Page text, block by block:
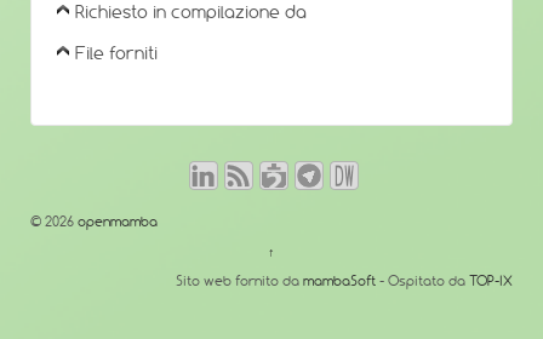
Richiesto in compilazione da
File forniti
© 2026 openmamba
↑
Sito web fornito da mambaSoft - Ospitato da TOP-IX